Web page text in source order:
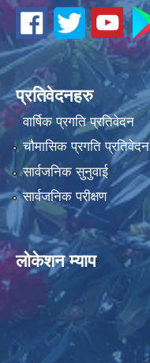
प्रतिवेदनहरु
वार्षिक प्रगति प्रतिवेदन
चौमासिक प्रगति प्रतिवेदन
सार्वजनिक सुनुवाई
सार्वजनिक परीक्षण
लोकेशन म्याप